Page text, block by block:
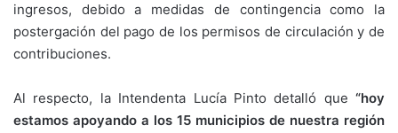
ingresos, debido a medidas de contingencia como la
postergación del pago de los permisos de circulación y de
contribuciones.
Al respecto, la Intendenta Lucía Pinto detalló que “hoy
estamos apoyando a los 15 municipios de nuestra región